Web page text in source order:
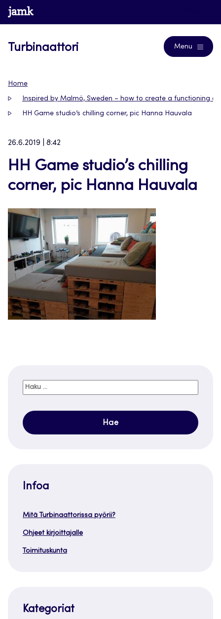
Siirry
suoraan
www.jamk.fi
Turbinaattori Menu
Home
Inspired by Malmö, Sweden – how to create a functioning
HH Game studio’s chilling corner, pic Hanna Hauvala
26.6.2019 | 8:42
HH Game studio’s chilling
corner, pic Hanna Hauvala
Haku:
Infoa
Mitä Turbinaattorissa pyörii?
Ohjeet kirjoittajalle
Toimituskunta
Kategoriat